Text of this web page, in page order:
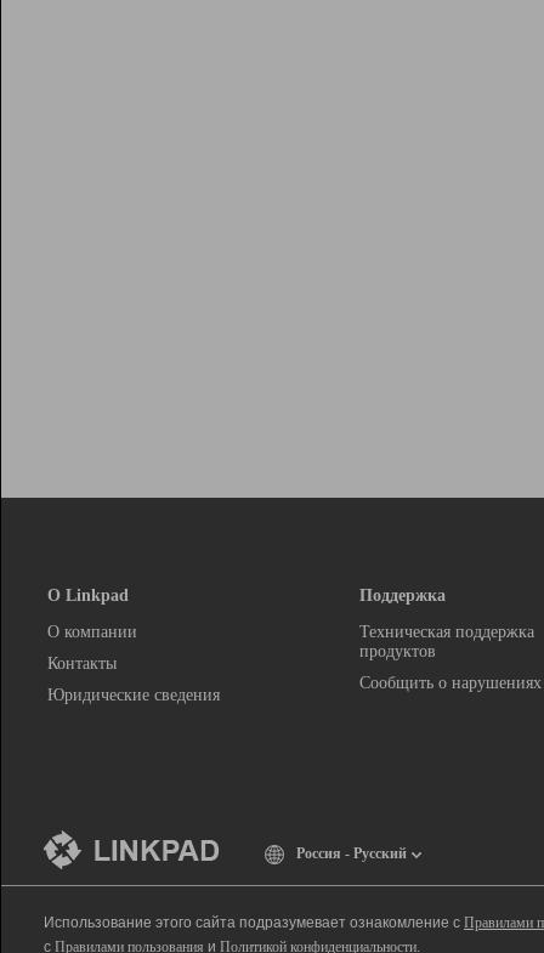
О Linkpad
О компании
Контакты
Юридические сведения
Поддержка
Техническая поддержка
продуктов
Сообщить о нарушениях
Россия - Русский
Использование этого сайта подразумевает ознакомление с Правилами
с Правилами пользования и Политикой конфиденциальности.